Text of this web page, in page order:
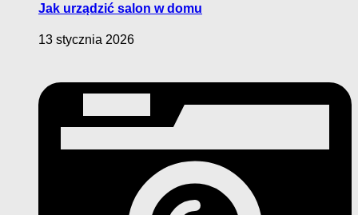
Jak urządzić salon w domu
13 stycznia 2026